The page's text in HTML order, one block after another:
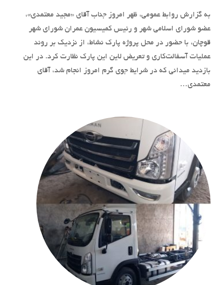
به گزارش روابط عمومی، ظهر امروز جناب آقای «مجید معتمدی»،
عضو شورای اسلامی شهر و رئیس کمیسیون عمران شورای شهر
قوچان، با حضور در محل پروژه پارک نشاط، از نزدیک بر روند
عملیات آسفالت‌کاری و تعریض لاین این پارک نظارت کرد. در این
بازدید میدانی که در شرایط جوی گرم امروز انجام شد، آقای
معتمدی…